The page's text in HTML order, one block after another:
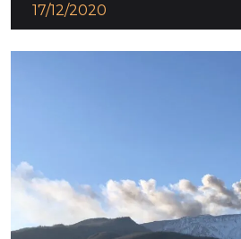
17/12/2020